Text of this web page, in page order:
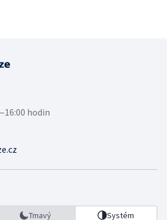
hodin
Tmavý Systém